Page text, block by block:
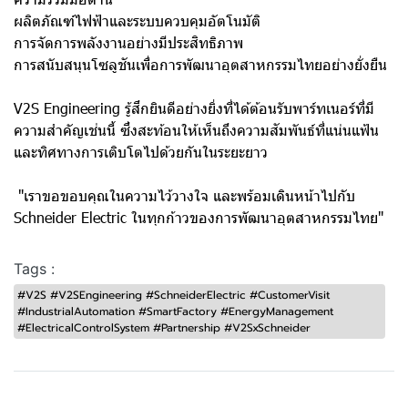
ผลิตภัณฑ์ไฟฟ้าและระบบควบคุมอัตโนมัติ
การจัดการพลังงานอย่างมีประสิทธิภาพ
การสนับสนุนโซลูชันเพื่อการพัฒนาอุตสาหกรรมไทยอย่างยั่งยืน
V2S Engineering รู้สึกยินดีอย่างยิ่งที่ได้ต้อนรับพาร์ทเนอร์ที่มี
ความสำคัญเช่นนี้ ซึ่งสะท้อนให้เห็นถึงความสัมพันธ์ที่แน่นแฟ้น
และทิศทางการเติบโตไปด้วยกันในระยะยาว
"เราขอขอบคุณในความไว้วางใจ และพร้อมเดินหน้าไปกับ
Schneider Electric ในทุกก้าวของการพัฒนาอุตสาหกรรมไทย"
Tags :
#V2S #V2SEngineering #SchneiderElectric #CustomerVisit
#IndustrialAutomation #SmartFactory #EnergyManagement
#ElectricalControlSystem #Partnership #V2SxSchneider